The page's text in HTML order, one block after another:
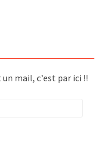
un mail, c'est par ici !!